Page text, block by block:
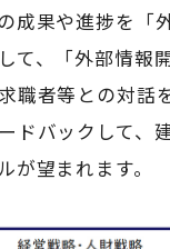
成果や進捗を「
て、「外部情報
職者等との対話
ドバックして、
が望まれます。